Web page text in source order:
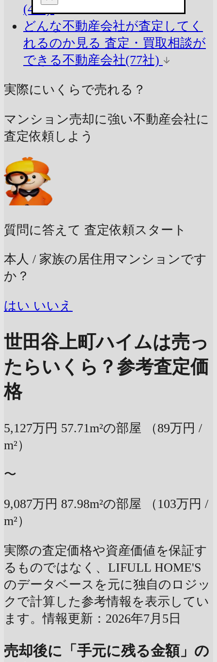
(4件)
どんな不動産会社が査定してく
れるのか見る 査定・買取相談が
できる不動産会社(77社)
実際にいくらで売れる？
マンション売却に強い不動産会社に
査定依頼しよう
質問に答えて 査定依頼スタート
本人 / 家族の居住用マンションです
か？
はい いいえ
世田谷上町ハイムは売っ
たらいくら？参考査定価
格
5,127万円 57.71m²の部屋
（89万円 /
m²）
〜
9,087万円 87.98m²の部屋
（103万円 /
m²）
実際の査定価格や資産価値を保証す
るものではなく、LIFULL HOME'S
のデータベースを元に独自のロジッ
クで計算した参考情報を表示してい
ます。情報更新：2026年7月5日
売却後に「手元に残る金額」の